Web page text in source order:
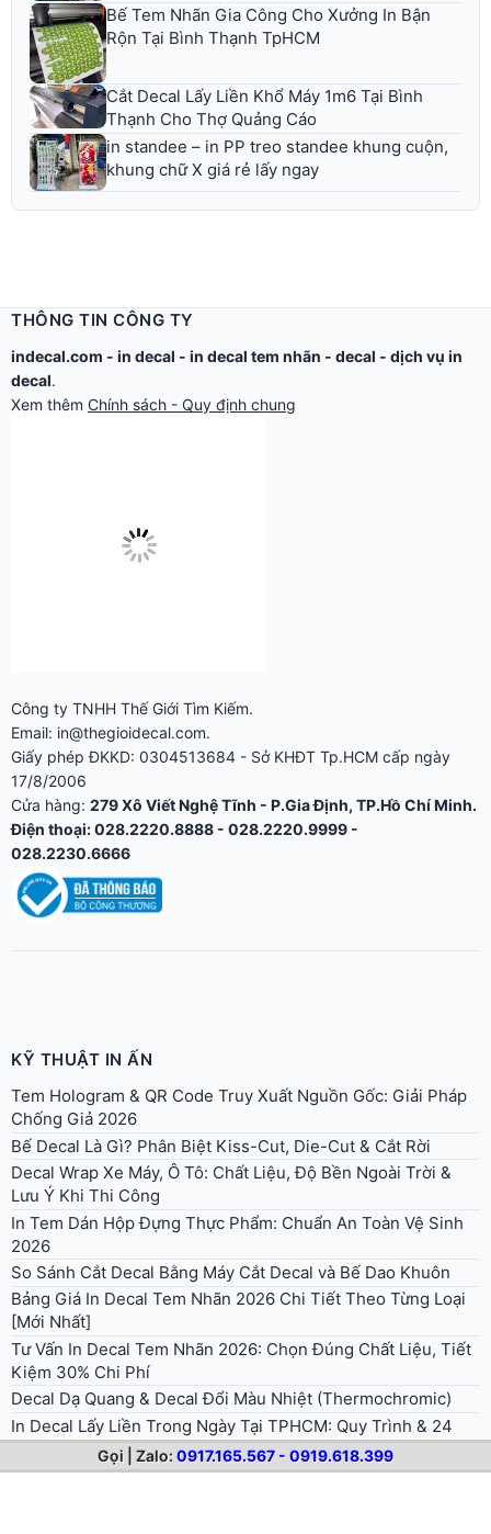
Bế Tem Nhãn Gia Công Cho Xưởng In Bận
Rộn Tại Bình Thạnh TpHCM
Cắt Decal Lấy Liền Khổ Máy 1m6 Tại Bình
Thạnh Cho Thợ Quảng Cáo
in standee – in PP treo standee khung cuộn,
khung chữ X giá rẻ lấy ngay
THÔNG TIN CÔNG TY
indecal.com -
decal.
Công ty TNHH Thế Giới Tìm Kiếm.
Email: in@thegioidecal.com.
Gọi | Zalo:0917.165.567 - 0919.618.399
KỸ THUẬT IN ẤN
Tem Hologram & QR Code Truy Xuất Nguồn Gốc: Giải Pháp
In Tem Dán Hộp Đựng Thực Phẩm: Chuẩn An Toàn Vệ Sinh
So Sánh Cắt Decal Bằng Máy Cắt Decal và Bế Dao Khuôn
Bảng Giá In Decal Tem Nhãn 2026 Chi Tiết Theo Từng Loại
[Mới Nhất]
Tư Vấn In Decal Tem Nhãn 2026: Chọn Đúng Chất Liệu, Tiết
Kiệm 30% Chi Phí
Decal Dạ Quang & Decal Đổi Màu Nhiệt (Thermochromic)
In Decal Lấy Liền Trong Ngày Tại TPHCM: Quy Trình & 24
Quận Hỗ Trợ Giao Hàng
Decal Dán Kính: Mờ Frosted, Một Chiều, Trang Trí Văn
Phòng & Mặt Tiền
© 2026 . All rights reserved.